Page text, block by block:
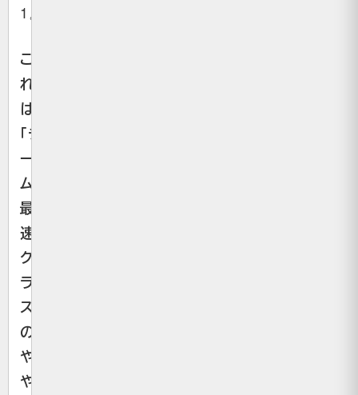
1。
こ
れ
は
「チ
ー
ム
最
速
ク
ラ
ス」
の
や
や